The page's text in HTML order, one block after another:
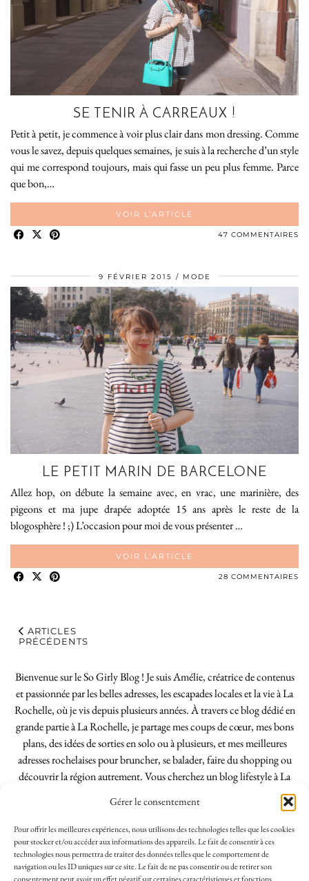
Gérer le consentement
Pour offrir les meilleures expériences, nous utilisons des technologies telles que les cookies
pour stocker et/ou accéder aux informations des appareils. Le fait de consentir à ces
technologies nous permettra de traiter des données telles que le comportement de
navigation ou les ID uniques sur ce site. Le fait de ne pas consentir ou de retirer son
SE TENIR À CARREAUX !
Petit à petit, je commence à voir plus clair dans mon dressing. Comme
vous le savez, depuis quelques semaines, je suis à la recherche d’un style
qui me correspond toujours, mais qui fasse un peu plus femme. Parce
que bon,…
VOIR L’ARTICLE
47 COMMENTAIRES
9 FÉVRIER 2015 MODE
LE PETIT MARIN DE BARCELONE
Allez hop, on débute la semaine avec, en vrac, une marinière, des
pigeons et ma jupe drapée adoptée 15 ans après le reste de la
blogosphère ! ;) L’occasion pour moi de vous présenter …
VOIR L’ARTICLE
28 COMMENTAIRES
ARTICLES
PRÉCÉDENTS
Bienvenue sur le So Girly Blog ! Je suis Amélie, créatrice de contenus
et passionnée par les belles adresses, les escapades locales et la vie à La
Rochelle, où je vis depuis plusieurs années. À travers ce blog dédié en
grande partie à La Rochelle, je partage mes coups de cœur, mes bons
plans, des idées de sorties en solo ou à plusieurs, et mes meilleures
adresses rochelaises pour bruncher, se balader, faire du shopping ou
découvrir la région autrement. Vous cherchez un blog lifestyle à La
Rochelle, tenu par une locale ? Vous êtes au bon endroit. Que vous
soyez Rochelais·e ou de passage dans notre belle ville, j’espère que mes
articles vous aideront à profiter de La Rochelle comme un·e vrai·e
initié·e. !